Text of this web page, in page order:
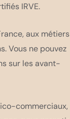
IRVE.
aux métiers
Vous ne pouvez
sur les avant-
commerciaux,